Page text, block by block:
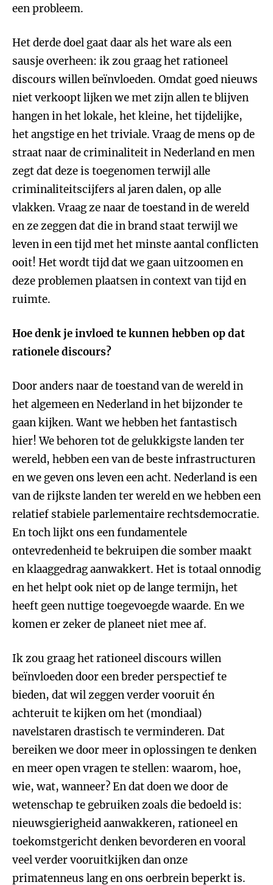
een probleem.
Het derde doel gaat daar als het ware als een
sausje overheen: ik zou graag het rationeel
discours willen beïnvloeden. Omdat goed nieuws
niet verkoopt lijken we met zijn allen te blijven
hangen in het lokale, het kleine, het tijdelijke,
het angstige en het triviale. Vraag de mens op de
straat naar de criminaliteit in Nederland en men
zegt dat deze is toegenomen terwijl alle
criminaliteitscijfers al jaren dalen, op alle
vlakken. Vraag ze naar de toestand in de wereld
en ze zeggen dat die in brand staat terwijl we
leven in een tijd met het minste aantal conflicten
ooit! Het wordt tijd dat we gaan uitzoomen en
deze problemen plaatsen in context van tijd en
ruimte.
Hoe denk je invloed te kunnen hebben op dat
rationele discours?
Door anders naar de toestand van de wereld in
het algemeen en Nederland in het bijzonder te
gaan kijken. Want we hebben het fantastisch
hier! We behoren tot de gelukkigste landen ter
wereld, hebben een van de beste infrastructuren
en we geven ons leven een acht. Nederland is een
van de rijkste landen ter wereld en we hebben een
relatief stabiele parlementaire rechtsdemocratie.
En toch lijkt ons een fundamentele
ontevredenheid te bekruipen die somber maakt
en klaaggedrag aanwakkert. Het is totaal onnodig
en het helpt ook niet op de lange termijn, het
heeft geen nuttige toegevoegde waarde. En we
komen er zeker de planeet niet mee af.
Ik zou graag het rationeel discours willen
beïnvloeden door een breder perspectief te
bieden, dat wil zeggen verder vooruit én
achteruit te kijken om het (mondiaal)
navelstaren drastisch te verminderen. Dat
bereiken we door meer in oplossingen te denken
en meer open vragen te stellen: waarom, hoe,
wie, wat, wanneer? En dat doen we door de
wetenschap te gebruiken zoals die bedoeld is:
nieuwsgierigheid aanwakkeren, rationeel en
toekomstgericht denken bevorderen en vooral
veel verder vooruitkijken dan onze
primatenneus lang en ons oerbrein beperkt is.